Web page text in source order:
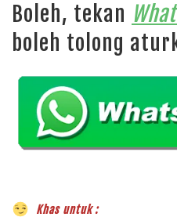
Boleh, tekan
boleh tolong
Khas untuk :